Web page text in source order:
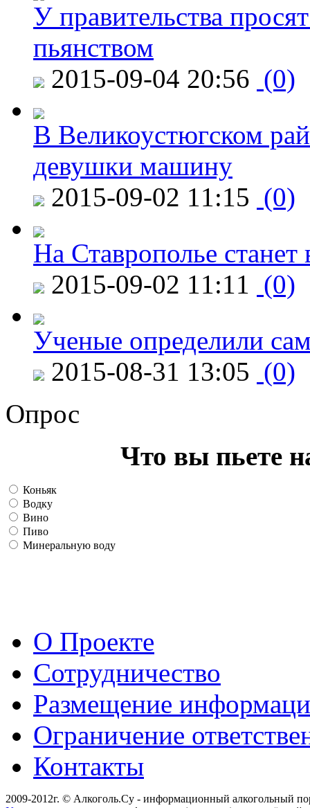
У правительства
пьянством
2015-09-04 20:56 (0)
В Великоустюгском
девушки машину
2015-09-02 11:15 (0)
На Ставрополье
2015-09-02 11:11 (0)
Ученые определили
2015-08-31 13:05 (0)
Опрос
Что вы пьете
Коньяк
Водку
Вино
Пиво
Минеральную воду
О Проекте
Сотрудничество
Размещение
Ограничение
Контакты
2009-2012г. © Алкоголь.Су - информационный алкогольный